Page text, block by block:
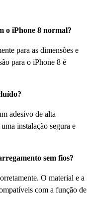
o iPhone 8 normal?
para as dimensões e
para o iPhone 8 é
adesivo de alta
instalação segura e
sem fios?
O material e a
com a função de